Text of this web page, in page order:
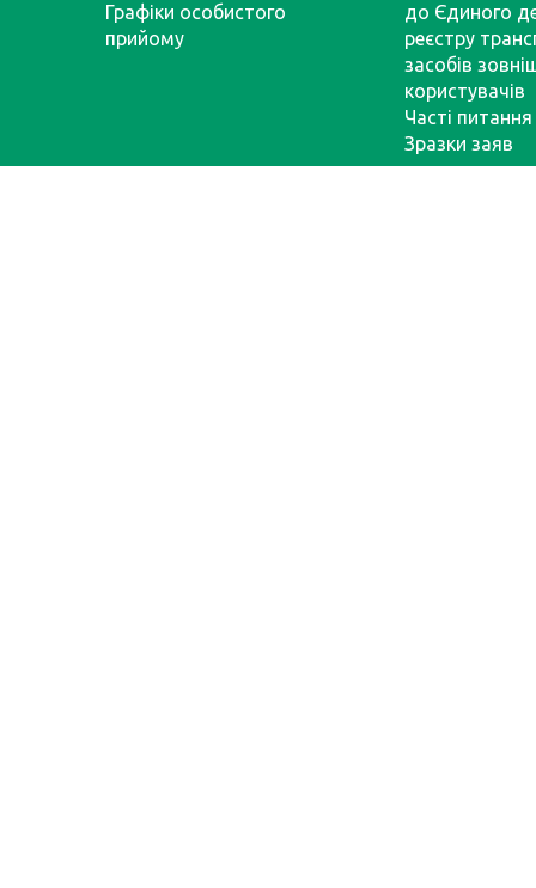
Графіки особистого
прийому
до Єдиного
реєстру
засобів
користувачів
Часті питання
Зразки заяв